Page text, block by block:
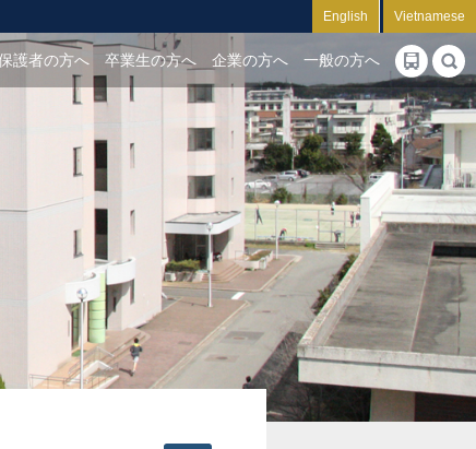
English Vietnamese
護者の方へ 卒業生の方へ 企業の方へ 一般の方へ